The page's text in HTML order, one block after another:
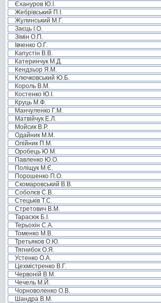
Єхануров Ю.І.
Жебрівський П.І.
Жулинський М.Г.
Заєць І.О.
Зімін О.П.
Івченко О.Г.
Капустін В.В.
Катеринчук М.Д.
Кендзьор Я.М.
Ключковський Ю.Б.
Король В.М.
Костенко Ю.І.
Круць М.Ф.
Манчуленко Г.М.
Матвійчук Е.Л.
Мойсик В.Р.
Одайник М.М.
Олійник П.М.
Оробець Ю.М.
Павленко Ю.О.
Поліщук М.Є.
Порошенко П.О.
Скомаровський В.В.
Соболєв С.В.
Стецьків Т.С.
Стретович В.М.
Тарасюк Б.І.
Терьохін С.А.
Томенко М.В.
Третьяков О.Ю.
Тягнибок О.Я.
Устенко О.А.
Цехмістренко В.Г.
Червоній В.М.
Чечель М.Й.
Чорноволенко О.В.
Шандра В.М.